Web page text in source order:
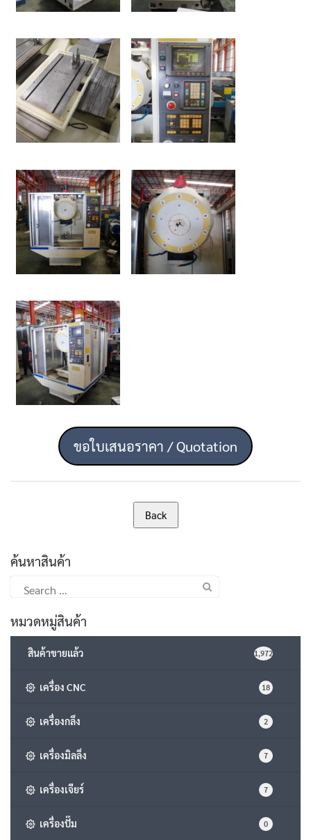
ขอใบเสนอราคา / Quotation
ค้นหาสินค้า
for:
หมวดหมู่สินค้า
สินค้าขายแล้ว 1,972
เครื่อง CNC 18
เครื่องกลึง 2
เครื่องมิลลิ่ง 7
เครื่องเจียร์ 7
เครื่องปั๊ม 0